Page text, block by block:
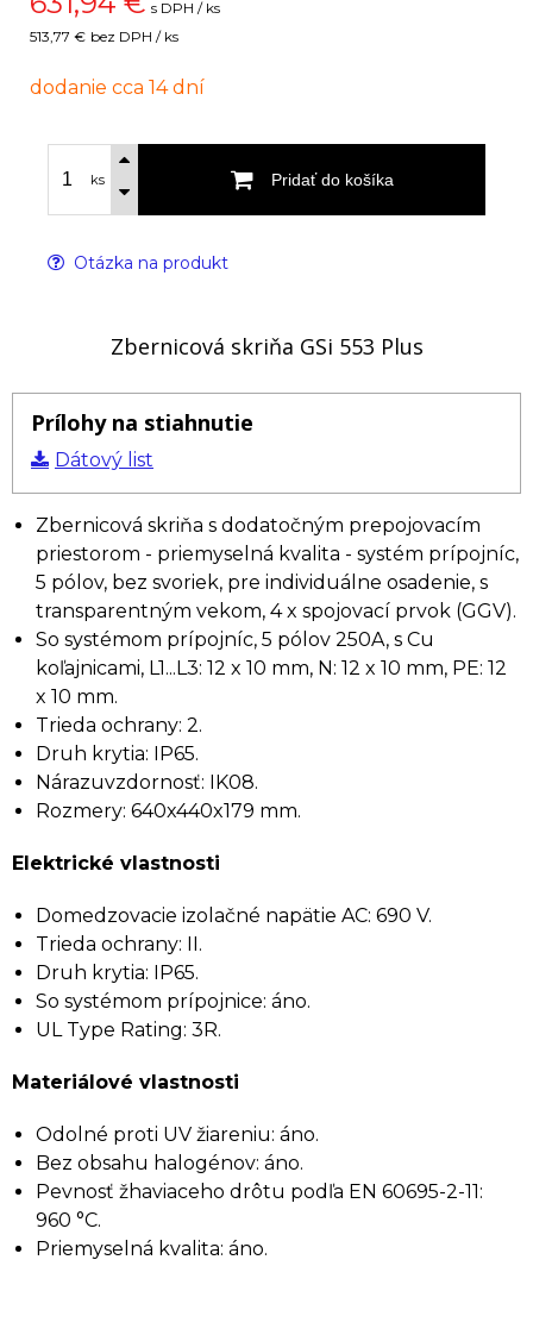
s DPH / ks
513,77 € bez DPH / ks
dodanie cca 14 dní
ks Pridať do košíka
Otázka na produkt
Zbernicová skriňa GSi 553 Plus
Prílohy na stiahnutie
Dátový list
Zbernicová skriňa s dodatočným prepojovacím
priestorom - priemyselná kvalita - systém prípojníc,
5 pólov, bez svoriek, pre individuálne osadenie, s
transparentným vekom, 4 x spojovací prvok (GGV).
So systémom prípojníc, 5 pólov 250A, s Cu
koľajnicami, L1...L3: 12 x 10 mm, N: 12 x 10 mm, PE: 12
x 10 mm.
Trieda ochrany: 2.
Druh krytia: IP65.
Nárazuvzdornosť: IK08.
Rozmery: 640x440x179 mm.
Elektrické vlastnosti
Domedzovacie izolačné napätie AC: 690 V.
Trieda ochrany: II.
Druh krytia: IP65.
So systémom prípojnice: áno.
UL Type Rating: 3R.
Materiálové vlastnosti
Odolné proti UV žiareniu: áno.
Bez obsahu halogénov: áno.
Pevnosť žhaviaceho drôtu podľa EN 60695-2-11:
960 °C.
Priemyselná kvalita: áno.